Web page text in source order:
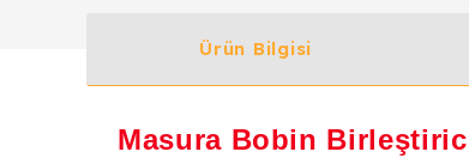
Ürün Bilgisi
Masura Bobin